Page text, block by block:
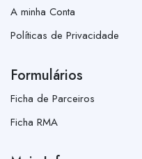
A minha Conta
Políticas de Privacidade
Formulários
Ficha de Parceiros
Ficha RMA